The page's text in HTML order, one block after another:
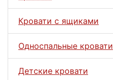
Кровати с ящиками
Односпальные кровати
Детские кровати